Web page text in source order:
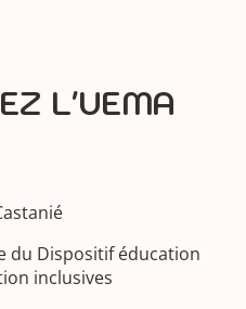
L'UEMA
du Dispositif éducation
inclusives